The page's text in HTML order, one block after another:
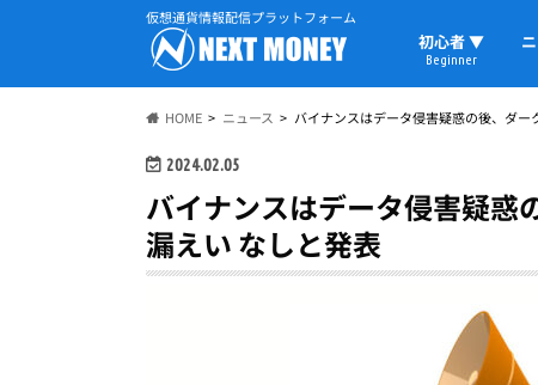
仮想通貨情報配信プラットフォーム
初心者 ▼
Beginner
HOME ニュース バイナンスはデータ侵害疑惑の後、ダー
2024.02.05
バイナンスはデータ侵害疑惑
漏えい なしと発表